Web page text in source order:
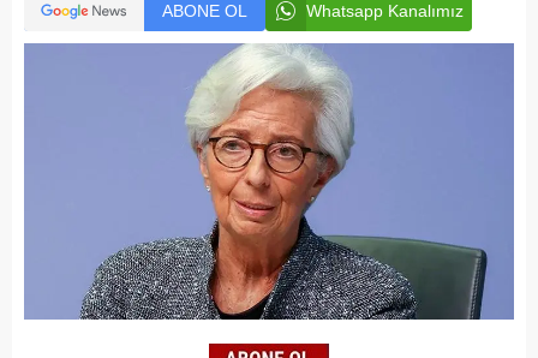
ABONE OL Whatsapp Kanalımız